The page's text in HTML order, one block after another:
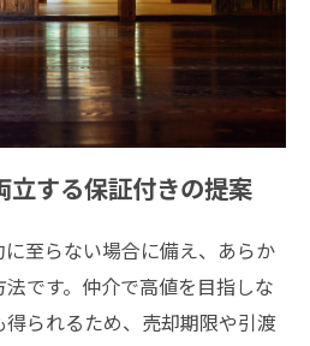
立する保証付きの提案
至らない場合に備え、あらか
です。仲介で高値を目指しな
られるため、売却期限や引渡